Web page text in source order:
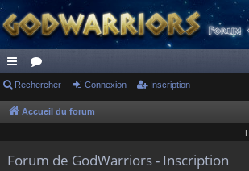
ac
co
ci
or
u
s
Rechercher Connexion Inscription
Accueil du forum
Forum de GodWarriors - Inscription